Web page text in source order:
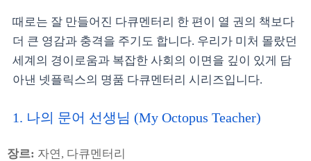
때로는 잘 만들어진 다큐멘터리 한 편이 열 권의 책보다
더 큰 영감과 충격을 주기도 합니다. 우리가 미처 몰랐던
세계의 경이로움과 복잡한 사회의 이면을 깊이 있게 담
아낸 넷플릭스의 명품 다큐멘터리 시리즈입니다.
1. 나의 문어 선생님 (My Octopus Teacher)
장르: 자연, 다큐멘터리